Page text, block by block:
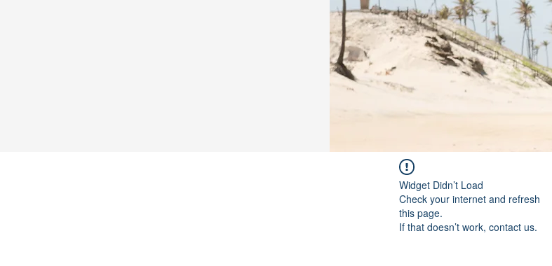
Widget Didn’t Load
Check your internet and refresh
this page.
If that doesn’t work, contact us.